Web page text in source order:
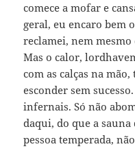
comece a mofar e
geral, eu encaro bem
reclamei, nem
Mas o calor,
com as calças na
esconder sem
infernais. Só não
daqui, do que a
pessoa temperada,